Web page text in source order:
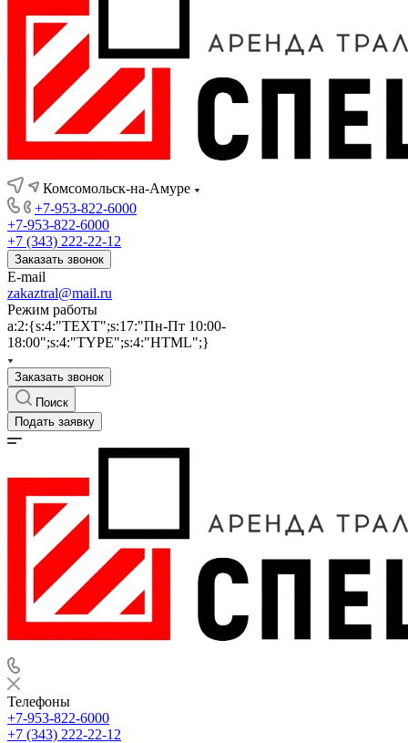
Комсомольск-на-Амуре
+7-953-822-6000
+7-953-822-6000
+7 (343) 222-22-12
Заказать звонок
E-mail
zakaztral@mail.ru
Режим работы
a:2:{s:4:"TEXT";s:17:"Пн-Пт 10:00-
18:00";s:4:"TYPE";s:4:"HTML";}
Заказать звонок
Поиск
Подать заявку
Телефоны
+7-953-822-6000
+7 (343) 222-22-12